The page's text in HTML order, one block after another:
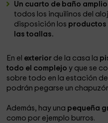
Un cuarto de baño
todos los inquilinos del
disposición los productos
las toallas.
En el exterior de la casa la
todo el complejo y que se
sobre todo en la estación
podrán pegarse un
Además, hay una pequeña
como por ejemplo burros.